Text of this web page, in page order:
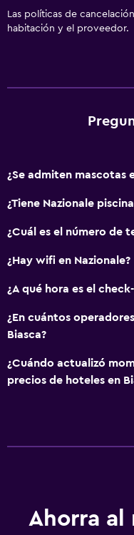
Las políticas de
habitación y el proveedor.
¿Se admiten mascotas
¿Tiene Nazionale
¿Cuál es el número de
¿Hay wifi en Nazionale?
¿A qué hora es el
¿En cuántos
Biasca?
¿Cuándo actualizó
precios de hoteles en
Ahorra al